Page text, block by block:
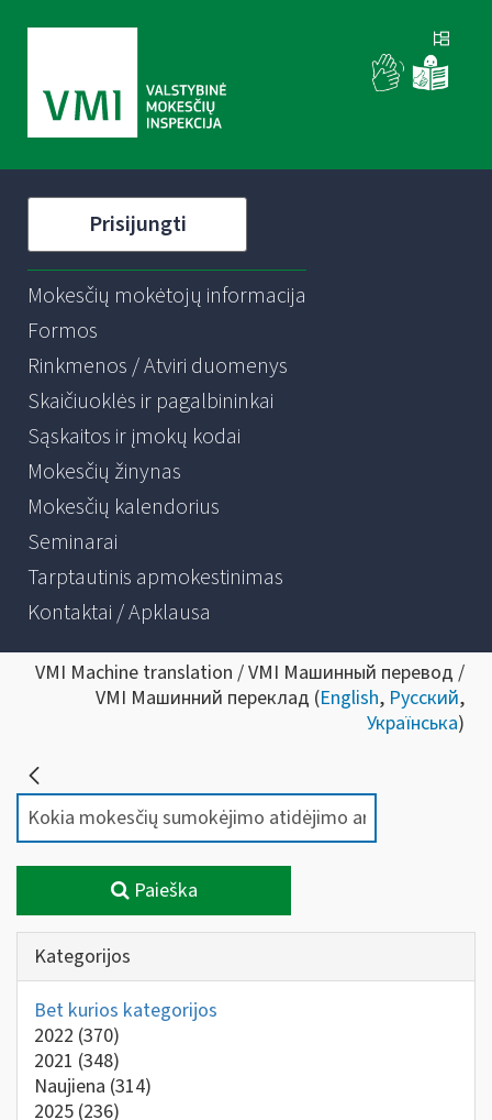
Prisijungti
Mokesčių mokėtojų informacija
Formos
Rinkmenos / Atviri duomenys
Skaičiuoklės ir pagalbininkai
Sąskaitos ir įmokų kodai
Mokesčių žinynas
Mokesčių kalendorius
Seminarai
Tarptautinis apmokestinimas
Kontaktai / Apklausa
VMI Machine translation / VMI Машинный перевод /
VMI Машинний переклад (English, Русский,
Українська)
Paieška
Kategorijos
Bet kurios kategorijos
2022 (370)
2021 (348)
Naujiena (314)
2025 (236)